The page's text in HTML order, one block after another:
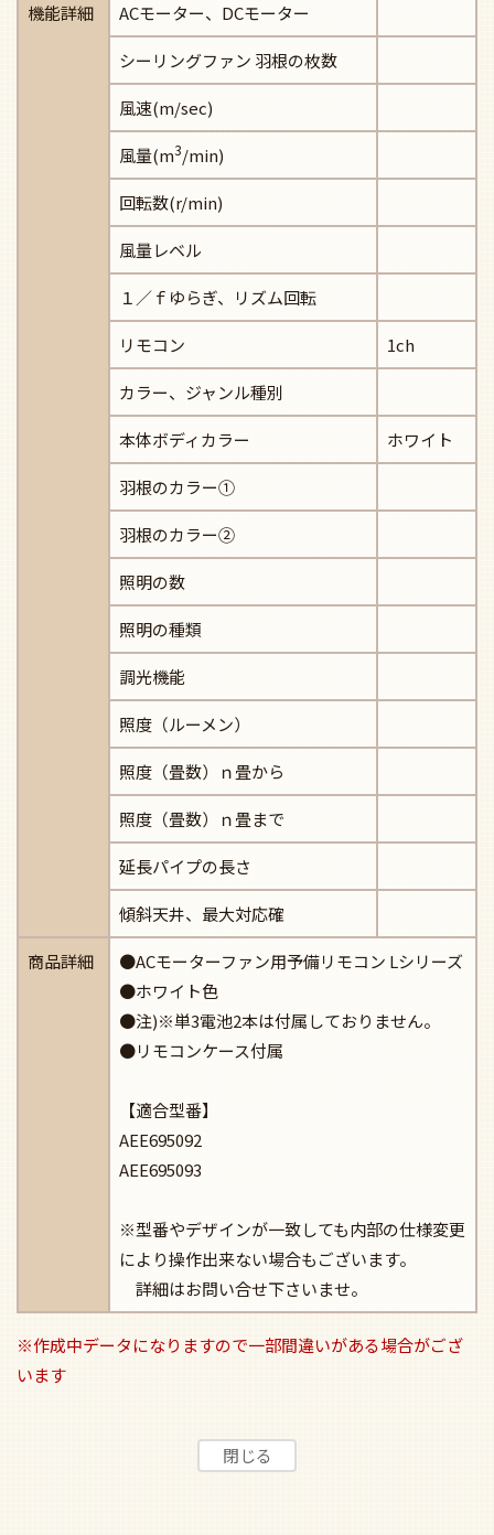
機能詳細 ACモーター、DCモーター
シーリングファン 羽根の枚数
風速(m/sec)
風量(m3/min)
回転数(r/min)
風量レベル
１／ｆゆらぎ、リズム回転
リモコン 1ch
カラー、ジャンル種別
本体ボディカラー ホワイト
羽根のカラー①
羽根のカラー②
照明の数
照明の種類
調光機能
照度（ルーメン）
照度（畳数）ｎ畳から
照度（畳数）ｎ畳まで
延長パイプの長さ
傾斜天井、最大対応確
商品詳細
●ACモーターファン用予備リモコン Lシリーズ
●ホワイト色
●注)※単3電池2本は付属しておりません。
●リモコンケース付属
【適合型番】
AEE695092
AEE695093
※型番やデザインが一致しても内部の仕様変更
により操作出来ない場合もございます。
詳細はお問い合せ下さいませ。
※作成中データになりますので一部間違いがある場合がござ
います